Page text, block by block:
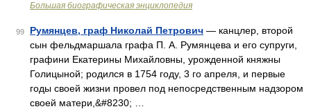
Большая биографическая энциклопедия
99 Румянцев, граф Николай Петрович — канцлер, второй
сын фельдмаршала графа П. А. Румянцева и его супруги,
графини Екатерины Михайловны, урожденной княжны
Голицыной; родился в 1754 году, 3 го апреля, и первые
годы своей жизни провел под непосредственным надзором
своей матери,&#8230; …